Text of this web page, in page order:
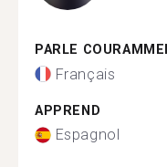
PARLE
Français
APPREND
Espagnol